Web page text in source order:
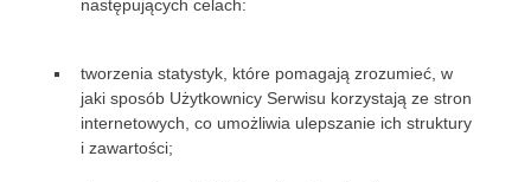
następujących celach:
tworzenia statystyk, które pomagają zrozumieć, w
jaki sposób Użytkownicy Serwisu korzystają ze stron
internetowych, co umożliwia ulepszanie ich struktury
i zawartości;